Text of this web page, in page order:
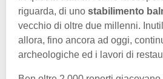
riguarda, di uno stabilimento
vecchio di oltre due millenni.
allora, fino ancora ad oggi,
archeologiche ed i lavori di